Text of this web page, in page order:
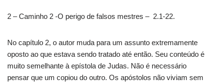
2 – Caminho 2 -O perigo de falsos mestres – 2.1-22.
No capítulo 2, o autor muda para um assunto extremamente
oposto ao que estava sendo tratado até então. Seu conteúdo é
muito semelhante à epístola de Judas. Não é necessário
pensar que um copiou do outro. Os apóstolos não viviam sem